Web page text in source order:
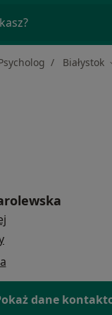
Białystok
dane